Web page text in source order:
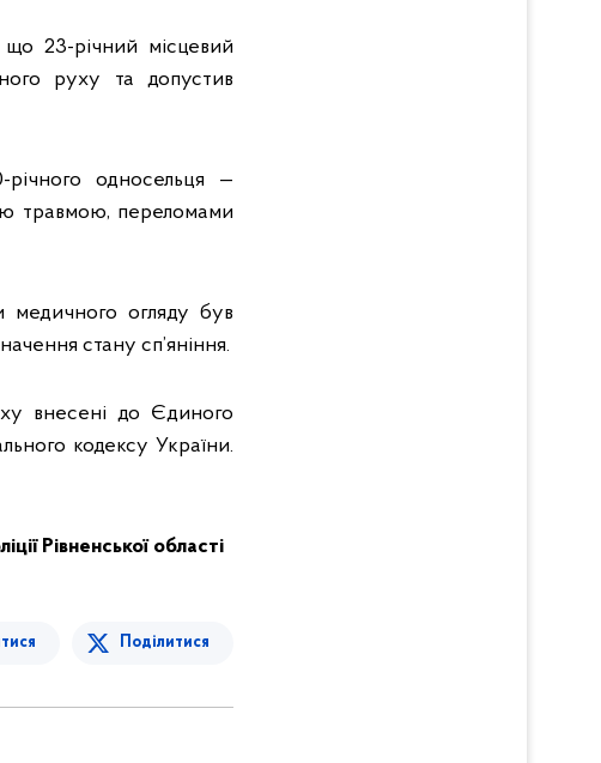
що 23-річний місцевий
руху та допустив
односельця —
травмою, переломами
медичного огляду був
стану сп’яніння.
внесені до Єдиного
кодексу України.
Рівненської області
Поділитися